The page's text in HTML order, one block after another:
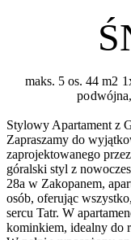
maks. 5 os. 44 m2
Stylowy Apartament z
Zapraszamy do
zaprojektowanego
góralski styl z
28a w Zakopanem,
osób, oferując
sercu Tatr. W
kominkiem, idealny do